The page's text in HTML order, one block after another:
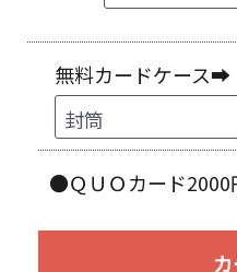
無料カードケース➡
●ＱＵＯカード2000